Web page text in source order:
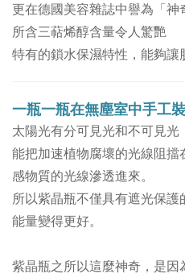
更在德國美容雜誌中譽為「神
所含三萜烯醇含量令人驚艷
特有的鎖水保濕特性，能夠讓
一瓶一瓶在無塵室中手工
太陽光有分可見光和不可見光
能把加速植物腐壞的光線阻
感物質的光線滲透進來。
所以紫晶瓶不僅具有遮光保
能量變得更好。
紫晶瓶之所以這麼神奇，是